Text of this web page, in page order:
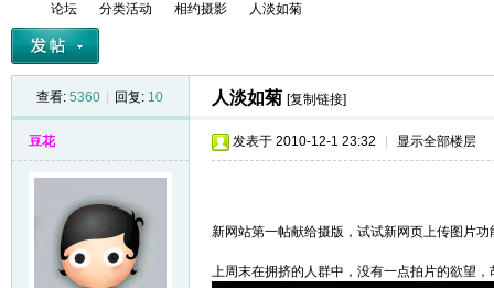
论坛
›
分类活动
›
相约摄影
›
人淡如菊
查看: 5360 回复: 10 人淡如菊 [复制链接]
豆花 发表于 2010-12-1 23:32 显示全部楼层
新网站第一帖献给摄版，试试新网页上传图片功
上周末在拥挤的人群中，没有一点拍片的欲望